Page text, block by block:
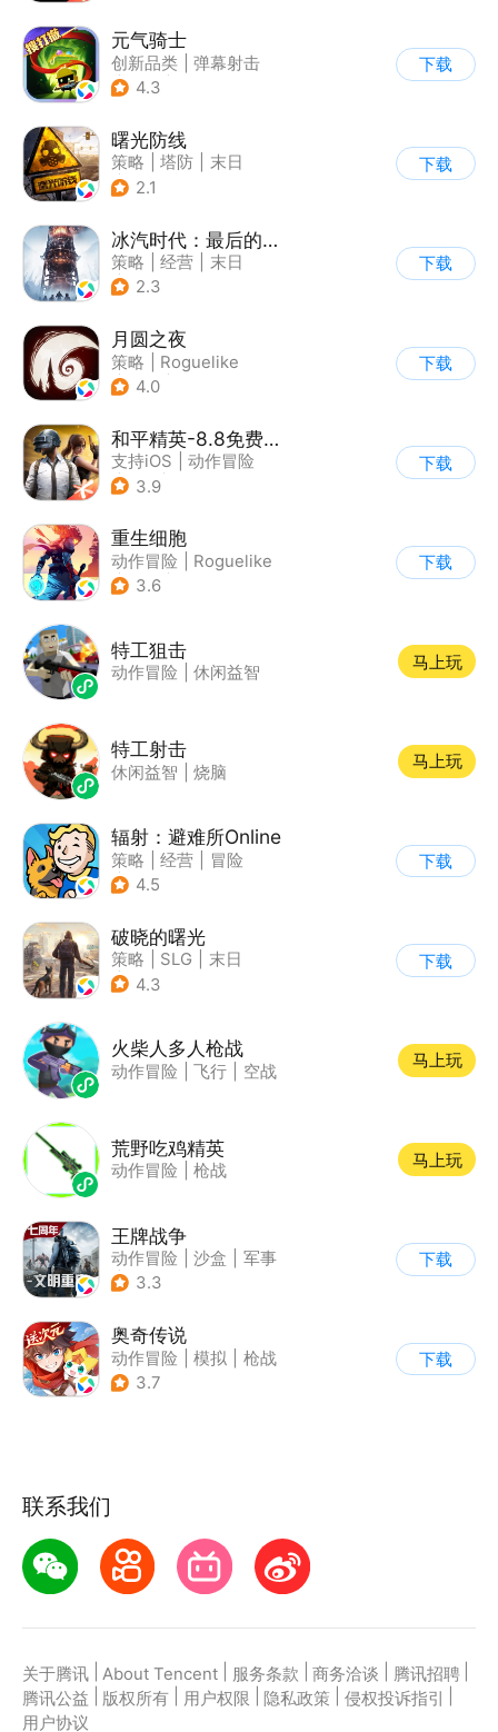
元气骑士
创新品类
弹幕射击
| 地牢
4.3
下载
曙光防线
策略 塔防
末日
| 欧美风
2.1
下载
冰汽时代：最后的家园
策略 经营
末日
| steam游戏
2.3
下载
月圆之夜
策略
Roguelike
| 童话
4.0
下载
和平精英-8.8免费领20连抽
支持iOS
动作冒险
| PvP
3.9
下载
重生细胞
动作冒险
Roguelike
| 探险
3.6
下载
特工狙击
动作冒险 休闲益智
马上玩
特工射击
休闲益智 烧脑
马上玩
辐射：避难所Online
策略 经营
冒险
| 辐射
4.5
下载
破晓的曙光
策略 SLG
末日
| 写实
4.3
下载
火柴人多人枪战
动作冒险 飞行 空战
马上玩
荒野吃鸡精英
动作冒险 枪战
马上玩
王牌战争
动作冒险 沙盒
军事
| 开放世界
3.3
下载
奥奇传说
动作冒险 模拟
枪战
| 童年
3.7
下载
联系我们
关于腾讯 About Tencent 服务条款 商务洽谈 腾讯招聘
腾讯公益
版权所有 用户权限 隐私政策 侵权投诉指引
用户协议